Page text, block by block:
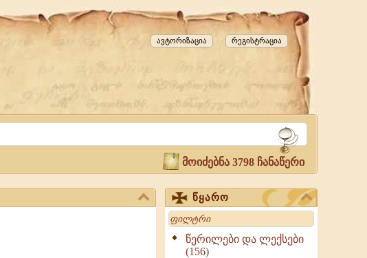
რეგისტრაცია
ავტორიზაცია
მოიძებნა 3798 ჩანაწერი
წყარო
Search
წერილები და ლექსები
(156)